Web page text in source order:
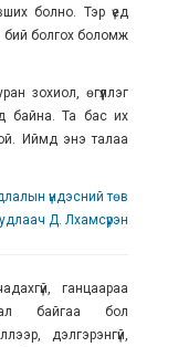
болно. Тэр үед
бий болгох боломж
зохиол, өгүүллэг
байна. Та бас их
Иймд энэ талаа
үндэсний төв
Д. Лхамсүрэн
ганцаараа
байгаа бол
дэлгэрэнгүй,